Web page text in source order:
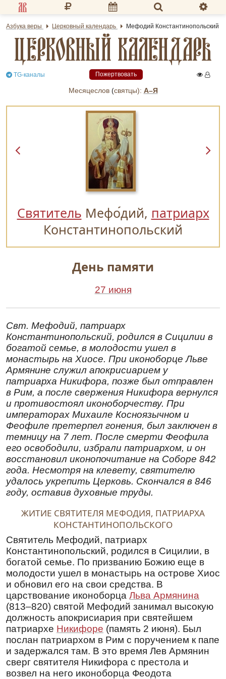
Разделы портала
«Азбука веры»
Гид
Календарь
Медиа
Семья и здоровье
Азбука веры Церковный календарь Мефодий Константинопольский
ЦЕРКОВНЫЙ КАЛЕНДАРЬ
TG-каналы Пожертвовать
Месяцеслов(cвятцы): А–Я
Святитель Мефодий, патриарх
Константинопольский
День памяти
27 июня
Свт. Мефодий, патриарх
Константинопольский, родился в Сицилии в
богатой семье, в молодости ушел в
монастырь на Хиосе. При иконоборце Льве
Армянине служил апокрисиарием у
патриарха Никифора, позже был отправлен
в Рим, а после свержения Никифора вернулся
и противостоял иконоборчеству. При
императорах Михаиле Косноязычном и
Феофиле претерпел гонения, был заключен в
темницу на 7 лет. После смерти Феофила
его освободили, избрали патриархом, и он
восстановил иконопочитание на Соборе 842
года. Несмотря на клевету, святителю
удалось укрепить Церковь. Скончался в 846
году, оставив духовные труды.
ЖИТИЕ СВЯТИТЕЛЯ МЕФОДИЯ, ПАТРИАРХА
КОНСТАНТИНОПОЛЬСКОГО
Святитель Мефодий, патриарх
Константинопольский, родился в Сицилии, в
богатой семье. По призванию Божию еще в
молодости ушел в монастырь на острове Хиос
и обновил его на свои средства. В
царствование иконоборца Льва Армянина
(813–820) святой Мефодий занимал высокую
должность апокрисиария при святейшем
патриархе Никифоре (память 2 июня). Был
послан патриархом в Рим с поручением к папе
и задержался там. В это время Лев Армянин
сверг святителя Никифора с престола и
возвел на него иконоборца Феодота